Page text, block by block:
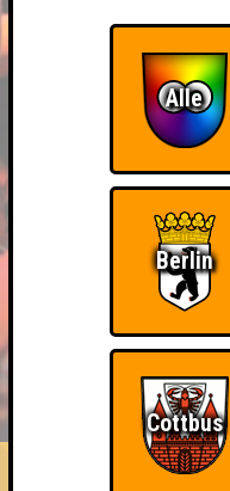
HIGHSCORE
FAQ
Alle
Berlin
Cottbus